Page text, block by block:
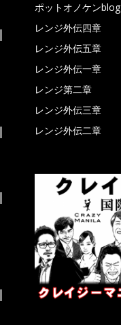
ポットオノケンblog
レンジ外伝四章
レンジ外伝五章
レンジ外伝一章
レンジ第二章
レンジ外伝三章
レンジ外伝二章